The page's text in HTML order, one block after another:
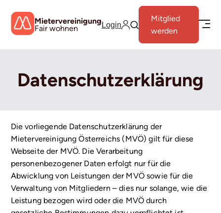
Mietervereinigung
Fair wohnen Login
Mitglied
werden
Datenschutzerklärung
Die vorliegende Datenschutzerklärung der
Mietervereinigung Österreichs (MVÖ) gilt für diese
Webseite der MVÖ. Die Verarbeitung
personenbezogener Daten erfolgt nur für die
Abwicklung von Leistungen der MVÖ sowie für die
Verwaltung von Mitgliedern – dies nur solange, wie die
Leistung bezogen wird oder die MVÖ durch